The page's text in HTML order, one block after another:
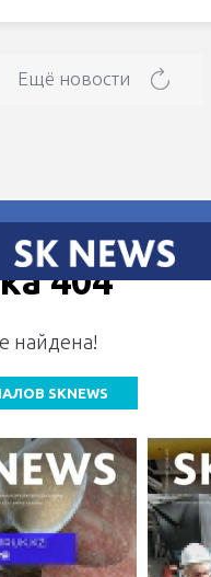
Ещё новости